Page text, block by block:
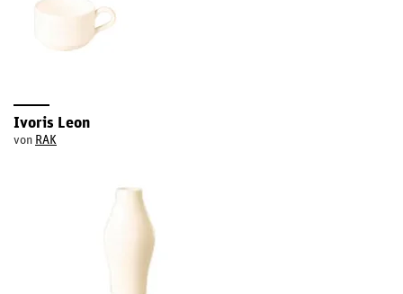
Ivoris Leon
von RAK